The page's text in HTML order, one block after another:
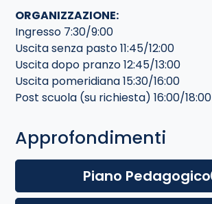
ORGANIZZAZIONE:
Ingresso 7:30/9:00
Uscita senza pasto 11:45/12:00
Uscita dopo pranzo 12:45/13:00
Uscita pomeridiana 15:30/16:00
Post scuola (su richiesta) 16:00/18:00
Approfondimenti
Piano Pedagogico